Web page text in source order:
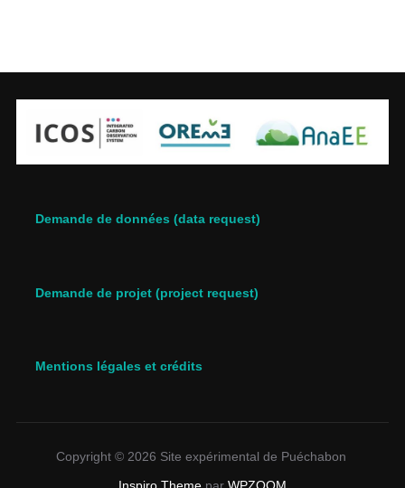
Demande de données (data request)
Demande de projet (project request)
Mentions légales et crédits
Copyright © 2026 Site expérimental de Puéchabon